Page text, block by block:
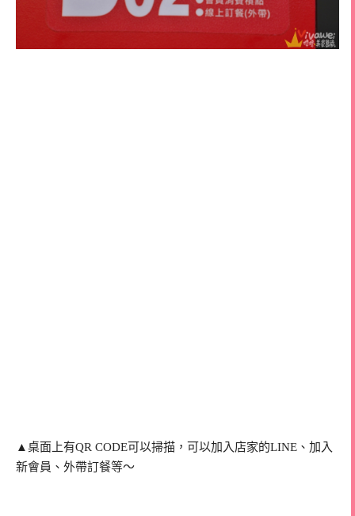
▲桌面上有QR CODE可以掃描，可以加入店家的LINE、加入
新會員、外帶訂餐等～